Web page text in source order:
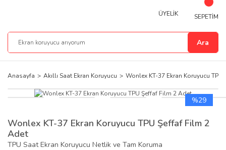
Ara
ÜYELİK SEPETİM
Anasayfa Akıllı Saat Ekran Koruyucu Wonlex KT-37 Ekran Koruyucu
%29
Wonlex KT-37 Ekran Koruyucu TPU Şeffaf Film 2
Adet
TPU Saat Ekran Koruyucu Netlik ve Tam Koruma